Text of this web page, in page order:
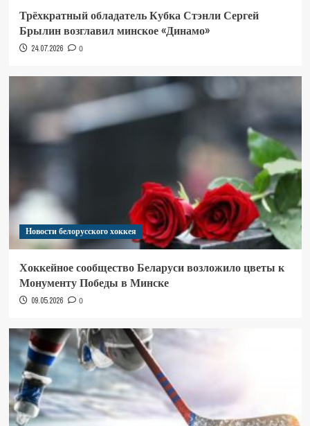
Трёхкратный обладатель Кубка Стэнли Сергей
Брылин возглавил минское «Динамо»
24.07.2026 0
Новости белорусского хоккея
Хоккейное сообщество Беларуси возложило цветы к
Монументу Победы в Минске
09.05.2026 0